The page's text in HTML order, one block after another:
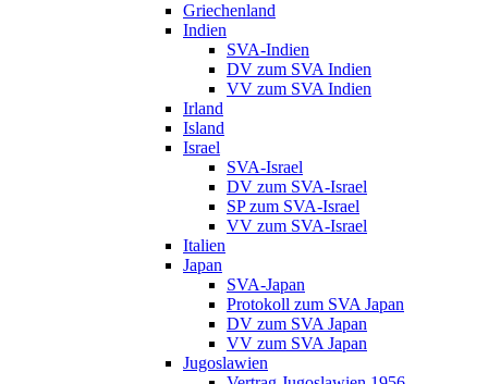
Griechenland
Indien
SVA-Indien
DV zum SVA Indien
VV zum SVA Indien
Irland
Island
Israel
SVA-Israel
DV zum SVA-Israel
SP zum SVA-Israel
VV zum SVA-Israel
Italien
Japan
SVA-Japan
Protokoll zum SVA Japan
DV zum SVA Japan
VV zum SVA Japan
Jugoslawien